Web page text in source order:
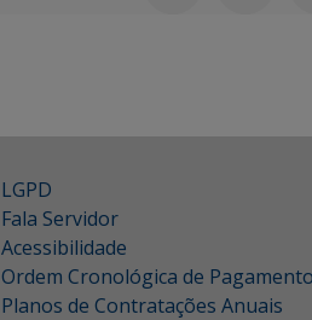
LGPD
Fala Servidor
Acessibilidade
Ordem Cronológica de
Planos de Contratações Anuais